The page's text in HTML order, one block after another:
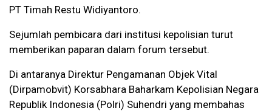
PT Timah Restu Widiyantoro.
Sejumlah pembicara dari institusi kepolisian turut
memberikan paparan dalam forum tersebut.
Di antaranya Direktur Pengamanan Objek Vital
(Dirpamobvit) Korsabhara Baharkam Kepolisian Negara
Republik Indonesia (Polri) Suhendri yang membahas